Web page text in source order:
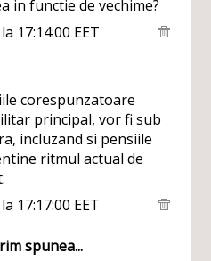
in functie de vechime?
17:14:00 EET
corespunzatoare
principal, vor fi sub
incluzand si pensiile
ritmul actual de
17:17:00 EET
spunea...